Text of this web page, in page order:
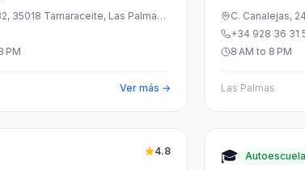
35018 Tamaraceite, Las Palmas,
PM
Ver más →
C. Canalejas,
Palmas, España
+34 928 36 31
8 AM to 8 PM
Las Palmas
4.8 🎓 Autoescuela